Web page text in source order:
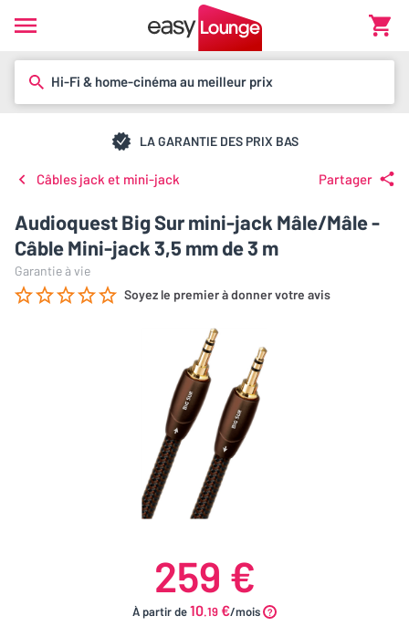
Hi-Fi & home-cinéma au meilleur prix
LA GARANTIE DES PRIX BAS
Câbles jack et mini-jack Partager
Audioquest Big Sur mini-jack Mâle/Mâle -
Câble Mini-jack 3,5 mm de 3 m
Garantie à vie
Soyez le premier à donner votre avis
259 €
À partir de10.19 €/mois